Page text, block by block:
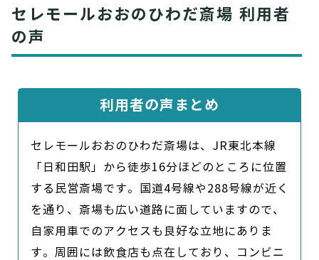
セレモールおおのひわだ斎場 利用者
の声
利用者の声まとめ
セレモールおおのひわだ斎場は、JR東北本線
「日和田駅」から徒歩16分ほどのところに位置
する民営斎場です。国道4号線や288号線が近く
を通り、斎場も広い道路に面していますので、
自家用車でのアクセスも良好な立地にありま
す。周囲には飲食店も点在しており、コンビニ